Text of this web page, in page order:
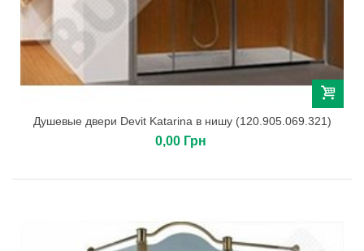
Душевые двери Devit Katarina в нишу (120.905.069.321)
0,00 Грн